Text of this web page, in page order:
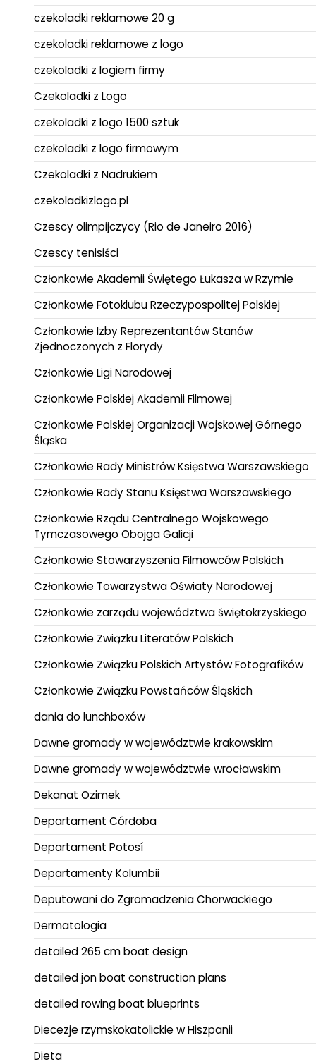
czekoladki reklamowe 20 g
czekoladki reklamowe z logo
czekoladki z logiem firmy
Czekoladki z Logo
czekoladki z logo 1500 sztuk
czekoladki z logo firmowym
Czekoladki z Nadrukiem
czekoladkizlogo.pl
Czescy olimpijczycy (Rio de Janeiro 2016)
Czescy tenisiści
Członkowie Akademii Świętego Łukasza w Rzymie
Członkowie Fotoklubu Rzeczypospolitej Polskiej
Członkowie Izby Reprezentantów Stanów
Zjednoczonych z Florydy
Członkowie Ligi Narodowej
Członkowie Polskiej Akademii Filmowej
Członkowie Polskiej Organizacji Wojskowej Górnego
Śląska
Członkowie Rady Ministrów Księstwa Warszawskiego
Członkowie Rady Stanu Księstwa Warszawskiego
Członkowie Rządu Centralnego Wojskowego
Tymczasowego Obojga Galicji
Członkowie Stowarzyszenia Filmowców Polskich
Członkowie Towarzystwa Oświaty Narodowej
Członkowie zarządu województwa świętokrzyskiego
Członkowie Związku Literatów Polskich
Członkowie Związku Polskich Artystów Fotografików
Członkowie Związku Powstańców Śląskich
dania do lunchboxów
Dawne gromady w województwie krakowskim
Dawne gromady w województwie wrocławskim
Dekanat Ozimek
Departament Córdoba
Departament Potosí
Departamenty Kolumbii
Deputowani do Zgromadzenia Chorwackiego
Dermatologia
detailed 265 cm boat design
detailed jon boat construction plans
detailed rowing boat blueprints
Diecezje rzymskokatolickie w Hiszpanii
Dieta